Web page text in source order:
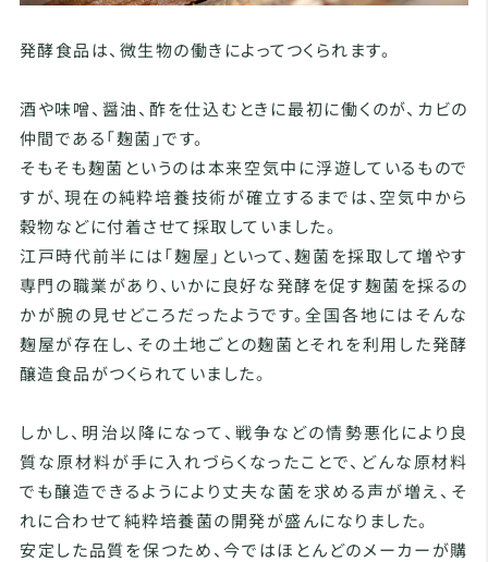
発酵食品は、微生物の働きによってつくられます。
酒や味噌、醤油、酢を仕込むときに最初に働くのが、カビの
仲間である「麹菌」です。
そもそも麹菌というのは本来空気中に浮遊しているもので
すが、現在の純粋培養技術が確立するまでは、空気中から
穀物などに付着させて採取していました。
江戸時代前半には「麹屋」といって、麹菌を採取して増やす
専門の職業があり、いかに良好な発酵を促す麹菌を採るの
かが腕の見せどころだったようです。全国各地にはそんな
麹屋が存在し、その土地ごとの麹菌とそれを利用した発酵
醸造食品がつくられていました。
しかし、明治以降になって、戦争などの情勢悪化により良
質な原材料が手に入れづらくなったことで、どんな原材料
でも醸造できるようにより丈夫な菌を求める声が増え、そ
れに合わせて純粋培養菌の開発が盛んになりました。
安定した品質を保つため、今ではほとんどのメーカーが購